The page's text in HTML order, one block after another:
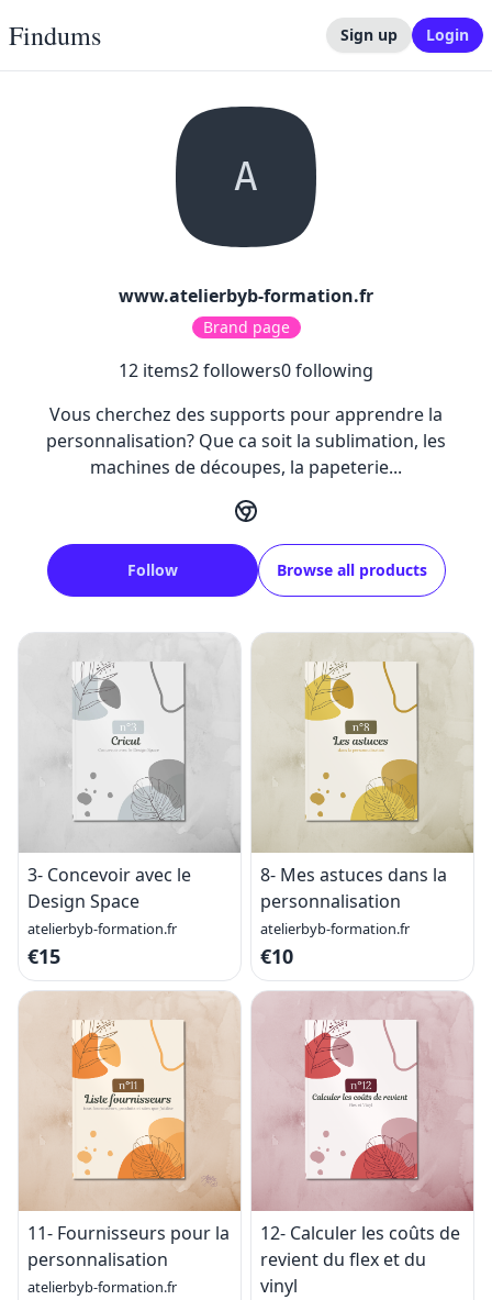
Findums Sign up Login
A
www.atelierbyb-formation.fr
Brand page
12 items2followers0following
Vous cherchez des supports pour apprendre la
personnalisation? Que ca soit la sublimation, les
machines de découpes, la papeterie...
Follow Browse all products
3- Concevoir avec le
Design Space
atelierbyb-formation.fr
€15
8- Mes astuces dans la
personnalisation
atelierbyb-formation.fr
€10
11- Fournisseurs pour la
personnalisation
atelierbyb-formation.fr
12- Calculer les coûts de
revient du flex et du
vinyl